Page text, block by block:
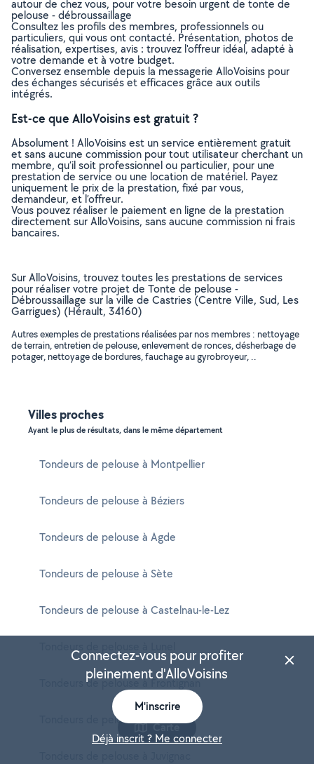
autour de chez vous, pour votre besoin urgent de tonte de
pelouse - débroussaillage
Consultez les profils des membres, professionnels ou
particuliers, qui vous ont contacté. Présentation, photos de
réalisation, expertises, avis : trouvez l'offreur idéal, adapté à
votre demande et à votre budget.
Conversez ensemble depuis la messagerie AlloVoisins pour
des échanges sécurisés et efficaces grâce aux outils
intégrés.
Est-ce que AlloVoisins est gratuit ?
Absolument ! AlloVoisins est un service entièrement gratuit
et sans aucune commission pour tout utilisateur cherchant un
membre, qu’il soit professionnel ou particulier, pour une
prestation de service ou une location de matériel. Payez
uniquement le prix de la prestation, fixé par vous,
demandeur, et l’offreur.
Vous pouvez réaliser le paiement en ligne de la prestation
directement sur AlloVoisins, sans aucune commission ni frais
bancaires.
Sur AlloVoisins, trouvez toutes les prestations de services
pour réaliser votre projet de Tonte de pelouse -
Débroussaillage sur la ville de Castries (Centre Ville, Sud, Les
Garrigues) (Hérault, 34160)
Autres exemples de prestations réalisées par nos membres : nettoyage
de terrain, entretien de pelouse, enlevement de ronces, désherbage de
potager, nettoyage de bordures, fauchage au gyrobroyeur, ..
Villes proches
Ayant le plus de résultats, dans le même département
Tondeurs de pelouse à Montpellier
Tondeurs de pelouse à Béziers
Tondeurs de pelouse à Agde
Tondeurs de pelouse à Sète
Tondeurs de pelouse à Castelnau-le-Lez
Tondeurs de pelouse à Frontignan
Tondeurs de pelouse à Lattes
Carte
Connectez-vous pour profiter
pleinement d'AlloVoisins
M'inscrire
Déjà inscrit ? Me connecter